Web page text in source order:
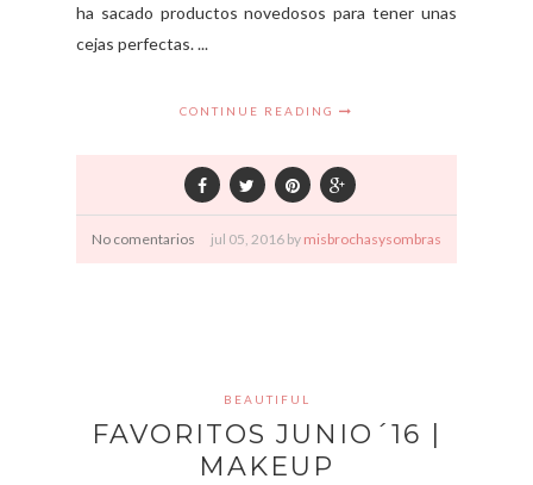
ha sacado productos novedosos para tener unas
cejas perfectas. ...
CONTINUE READING
No comentarios jul 05, 2016 by misbrochasysombras
BEAUTIFUL
FAVORITOS JUNIO´16 |
MAKEUP